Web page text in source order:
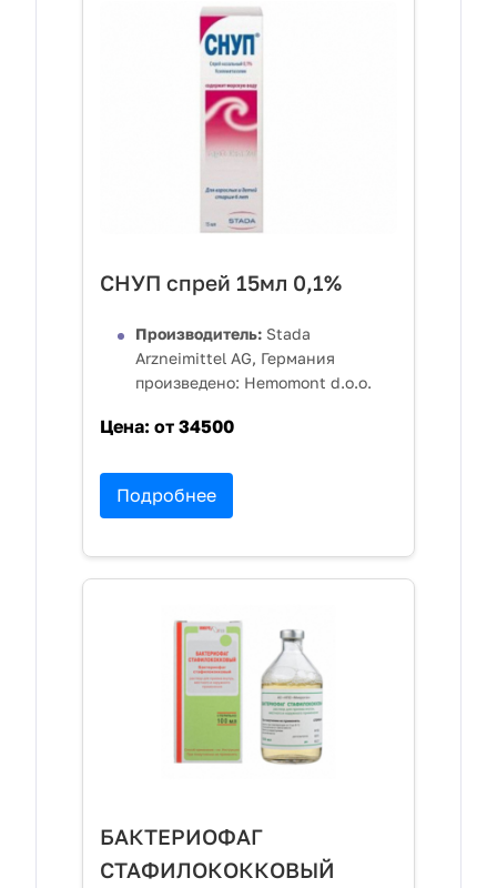
СНУП спрей 15мл 0,1%
Производитель: Stada
Arzneimittel AG, Германия
произведено: Hemomont d.o.o.
Цена: от 34500
Подробнее
БАКТЕРИОФАГ
СТАФИЛОКОККОВЫЙ